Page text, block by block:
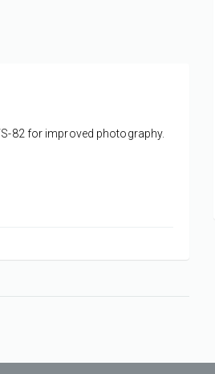
82 for improved photography.